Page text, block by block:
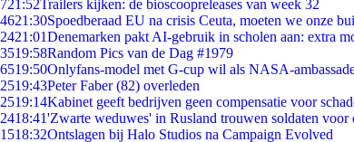
721:52Trailers kijken: de bioscoopreleases van week 32
4621:30Spoedberaad EU na crisis Ceuta, moeten we onze
2421:01Denemarken pakt AI-gebruik in scholen aan: extra
3519:58Random Pics van de Dag #1979
6519:50Onlyfans-model met G-cup wil als NASA-
2519:43Peter Faber (82) overleden
2519:14Kabinet geeft bedrijven geen compensatie voor
2418:41'Zwarte weduwes' in Rusland trouwen soldaten
1518:32Ontslagen bij Halo Studios na Campaign Evolved